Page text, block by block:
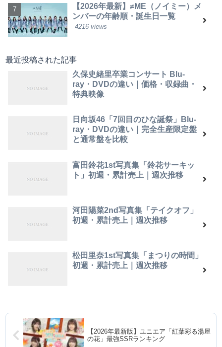
【2026年最新】≠ME（ノイミー）メ
ンバーの年齢順・誕生日一覧
4216 views
最近投稿された記事
久保史緒里卒業コンサート Blu-
ray・DVDの違い｜価格・収録曲・
特典映像
日向坂46「7回目のひな誕祭」Blu-
ray・DVDの違い｜完全生産限定盤
と通常盤を比較
富田鈴花1st写真集「鈴花サーキッ
ト」初週・累計売上｜週次推移
河田陽菜2nd写真集「テイクオフ」
初週・累計売上｜週次推移
松田里奈1st写真集「まつりの時間」
初週・累計売上｜週次推移
【2026年最新版】ユニエア「紅葉彩る湯屋
の花」最強SSRランキング